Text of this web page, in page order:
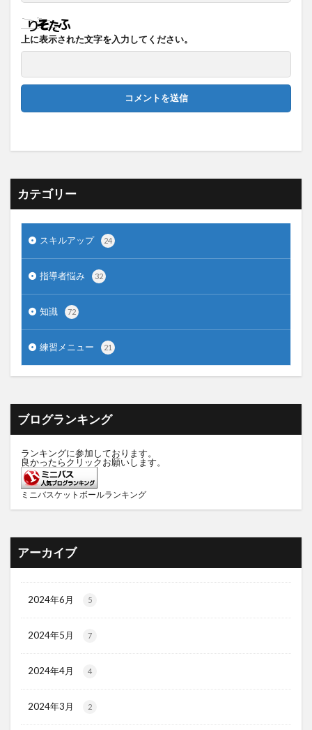
上に表示された文字を入力してください。
カテゴリー
スキルアップ 24
指導者悩み 32
知識 72
練習メニュー 21
ブログランキング
ランキングに参加しております。
良かったらクリックお願いします。
ミニバスケットボールランキング
アーカイブ
2024年6月 5
2024年5月 7
2024年4月 4
2024年3月 2